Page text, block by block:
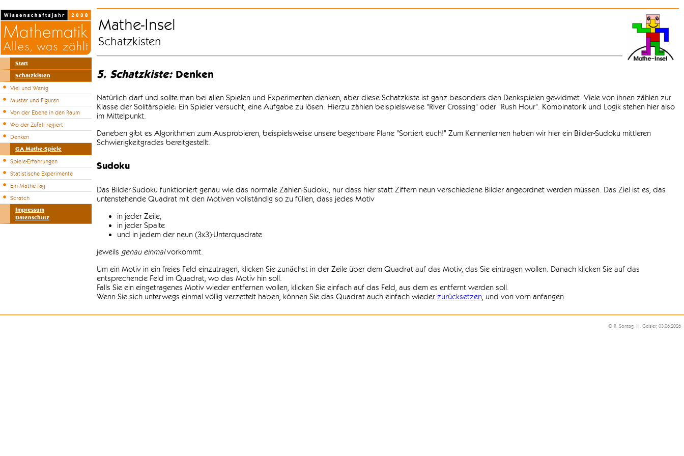
Start
Schatzkisten
Viel und Wenig
Muster und Figuren
Von der Ebene in den Raum
Wo der Zufall regiert
Denken
GA Mathe-Spiele
Spiele-Erfahrungen
Statistische Experimente
Ein Mathe-Tag
Scratch
Impressum
Datenschutz
Mathe-Insel
Schatzkisten
5. Schatzkiste:Denken
Natürlich darf und sollte man bei allen Spielen und Experimenten denken, aber diese Schatzkiste ist ganz besonders den Denkspielen gewidmet. Viele von ihnen zählen zur
Klasse der Solitärspiele: Ein Spieler versucht, eine Aufgabe zu lösen. Hierzu zählen beispielsweise "River Crossing" oder "Rush Hour". Kombinatorik und Logik stehen hier also
im Mittelpunkt.
Daneben gibt es Algorithmen zum Ausprobieren, beispielsweise unsere begehbare Plane "Sortiert euch!" Zum Kennenlernen haben wir hier ein Bilder-Sudoku mittleren
Schwierigkeitgrades bereitgestellt.
Sudoku
Das Bilder-Sudoku funktioniert genau wie das normale Zahlen-Sudoku, nur dass hier statt Ziffern neun verschiedene Bilder angeordnet werden müssen. Das Ziel ist es, das
untenstehende Quadrat mit den Motiven vollständig so zu füllen, dass jedes Motiv
in jeder Zeile,
in jeder Spalte
und in jedem der neun (3x3)-Unterquadrate
jeweils genau einmalvorkommt.
Um ein Motiv in ein freies Feld einzutragen, klicken Sie zunächst in der Zeile über dem Quadrat auf das Motiv, das Sie eintragen wollen. Danach klicken Sie auf das
entsprechende Feld im Quadrat, wo das Motiv hin soll.
Falls Sie ein eingetragenes Motiv wieder entfernen wollen, klicken Sie einfach auf das Feld, aus dem es entfernt werden soll.
Wenn Sie sich unterwegs einmal völlig verzettelt haben, können Sie das Quadrat auch einfach wieder zurücksetzen, und von vorn anfangen.
© R. Sontag, H. Geisler, 03.06.2026